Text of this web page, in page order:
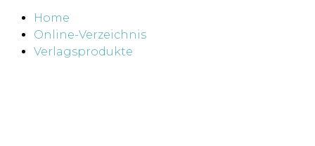
Home
Online-Verzeichnis
Verlagsprodukte